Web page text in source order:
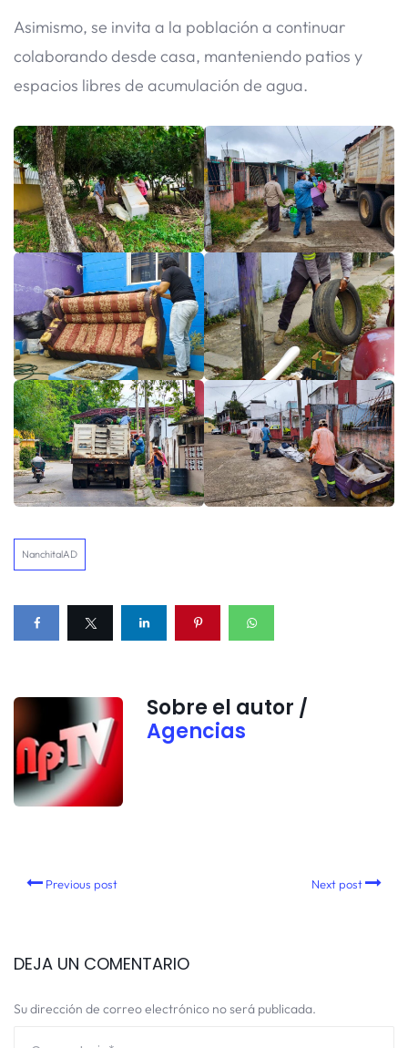
Asimismo, se invita a la población a continuar
colaborando desde casa, manteniendo patios y
espacios libres de acumulación de agua.
NanchitalAD
Sobre el autor /
Agencias
Previous post Next post
DEJA UN COMENTARIO
Su dirección de correo electrónico no será publicada.